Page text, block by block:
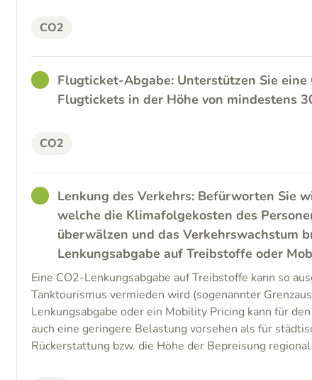
CO2
GOODFlugticket-Abgabe: Unterstützen Sie eine
Flugtickets in der Höhe von mindestens
CO2
GOODLenkung des Verkehrs: Befürworten Sie
welche die Klimafolgekosten des
überwälzen und das Verkehrswachstum
Lenkungsabgabe auf Treibstoffe oder
Eine CO2-Lenkungsabgabe auf Treibstoffe kann so
Tanktourismus vermieden wird (sogenannter
Lenkungsabgabe oder ein Mobility Pricing kann für
auch eine geringere Belastung vorsehen als für
Rückerstattung bzw. die Höhe der Bepreisung